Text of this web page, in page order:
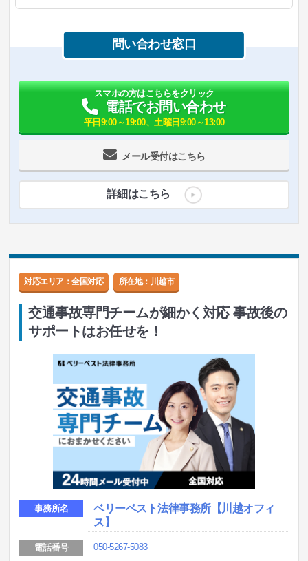
問い合わせ窓口
メール受付はこちら
スマホの方はこちらをクリック
電話でお問い合わせ
平日9:00～19:00、土曜日9:00～13:00
詳細はこちら
対応エリア：全国対応 所在地： 川越市
交通事故専門チームが細かく対応 事故後の
サポートはお任せを！
事務所名 ベリーベスト法律事務所【川越オフィ
ス】
電話番号 050-5267-5083